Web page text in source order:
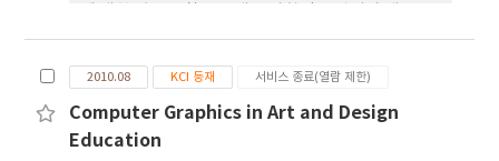
이 남아 있던 이탈리아 공업화의 후진적 잔재를 일소
하기 위해, 기계문명의 역동성을 조형이념으로 승화
시켜 급진적 쇄신을 시도한 것이다. 퓨처리즘의 조형
이념은 이후 점차 독일이나 러시아, 동유럽 등으로 확
산되었으며, 이 과정에서 다양한 작가와 전위예술운
로지의 합리성을 융합한 새로운 디자인 교육체계를
추구했던 게오르기 케페슈(Gyorgy Kepes)의 조형
이론과 표현체계의 검토를 실시했다. 논고에 있어서
는. 케페슈의 조형이론과 표현체계가 그래픽디자인
분야는 물론, 회화나 포토그래피 등과 같은 다양한 조
2010.08 KCI 등재 서비스 종료(열람 제한)
Computer Graphics in Art and Design
Education